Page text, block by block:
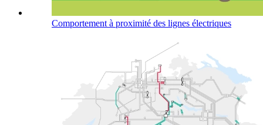
Comportement à proximité des lignes électriques